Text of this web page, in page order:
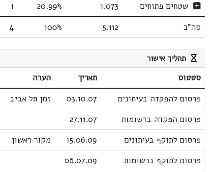
שטחים פתוחים
1.073
20.99%
1
סה"כ
5.112
100%
4
תהליך אישור
סטטוס תאריך
הערה
פרסום להפקדה בעיתונים
03.10.07
זמן תל אביב
פרסום הפקדה ברשומות
27.11.07
פרסום לתוקף בעיתונים
15.06.09
מקור ראשון
פרסום לתוקף ברשומות
06.07.09